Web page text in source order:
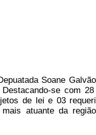
Soane
Destacando-se com
de lei e 03
atuante da